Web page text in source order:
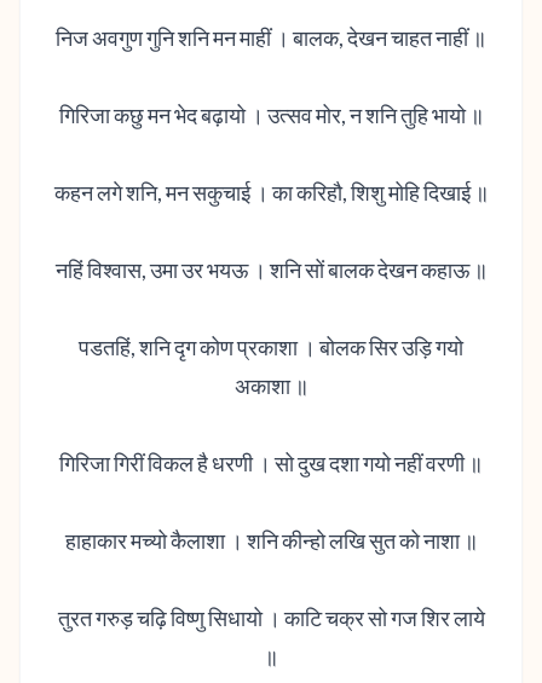
निज अवगुण गुनि शनि मन माहीं । बालक, देखन चाहत नाहीं ॥
गिरिजा कछु मन भेद बढ़ायो । उत्सव मोर, न शनि तुहि भायो ॥
कहन लगे शनि, मन सकुचा‌ई । का करिहौ, शिशु मोहि दिखा‌ई ॥
नहिं विश्वास, उमा उर भय‌ऊ । शनि सों बालक देखन कहा‌ऊ ॥
पडतहिं, शनि दृग कोण प्रकाशा । बोलक सिर उड़ि गयो
अकाशा ॥
गिरिजा गिरीं विकल है धरणी । सो दुख दशा गयो नहीं वरणी ॥
हाहाकार मच्यो कैलाशा । शनि कीन्हो लखि सुत को नाशा ॥
तुरत गरुड़ चढ़ि विष्णु सिधायो । काटि चक्र सो गज शिर लाये
॥